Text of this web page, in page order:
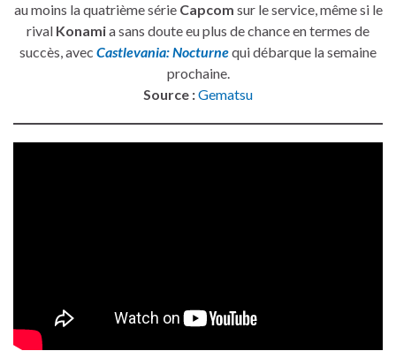
au moins la quatrième série Capcom sur le service, même si le
rival Konamia sans doute eu plus de chance en termes de
succès, avec Castlevania: Nocturnequi débarque la semaine
prochaine.
Source :Gematsu